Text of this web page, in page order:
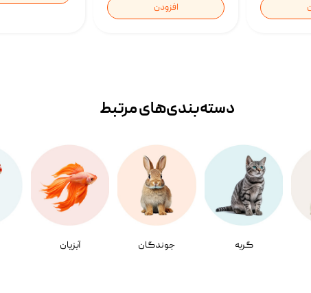
افزودن
گربه جوندگان آبزیان
دسته‌بندی‌‌های مرتبط